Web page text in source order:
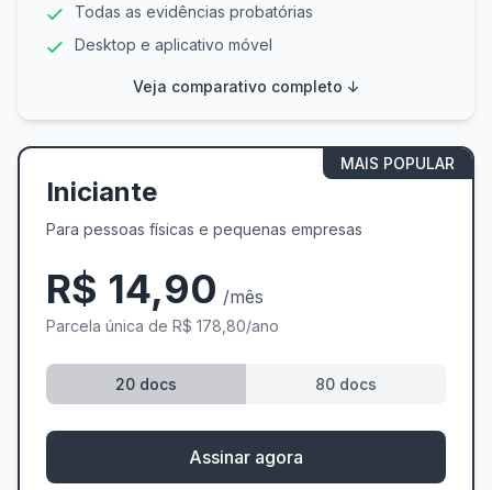
Todas as evidências probatórias
Desktop e aplicativo móvel
Veja comparativo completo ↓
MAIS POPULAR
Iniciante
Para pessoas físicas e pequenas empresas
R$ 14,90 /mês
Parcela única de R$ 178,80/ano
20 docs 80 docs
Assinar agora